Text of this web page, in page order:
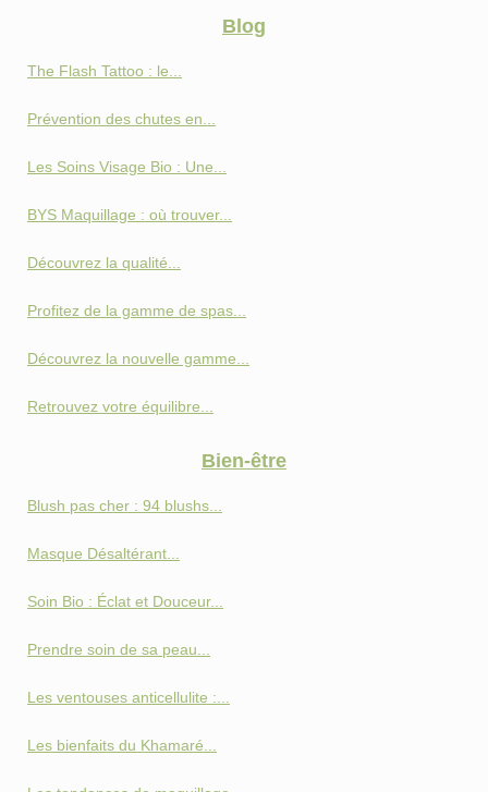
Blog
The Flash Tattoo : le...
Prévention des chutes en...
Les Soins Visage Bio : Une...
BYS Maquillage : où trouver...
Découvrez la qualité...
Profitez de la gamme de spas...
Découvrez la nouvelle gamme...
Retrouvez votre équilibre...
Bien-être
Blush pas cher : 94 blushs...
Masque Désaltérant...
Soin Bio : Éclat et Douceur...
Prendre soin de sa peau...
Les ventouses anticellulite :...
Les bienfaits du Khamaré...